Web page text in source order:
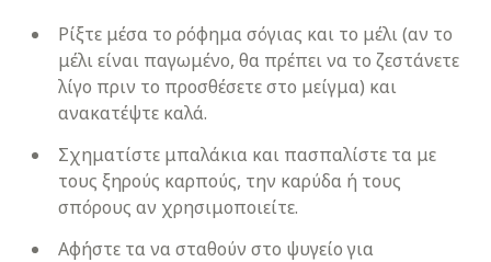
Ρίξτε μέσα το ρόφημα σόγιας και το μέλι (αν το
μέλι είναι παγωμένο, θα πρέπει να το ζεστάνετε
λίγο πριν το προσθέσετε στο μείγμα) και
ανακατέψτε καλά.
Σχηματίστε μπαλάκια και πασπαλίστε τα με
τους ξηρούς καρπούς, την καρύδα ή τους
σπόρους αν χρησιμοποιείτε.
Αφήστε τα να σταθούν στο ψυγείο για